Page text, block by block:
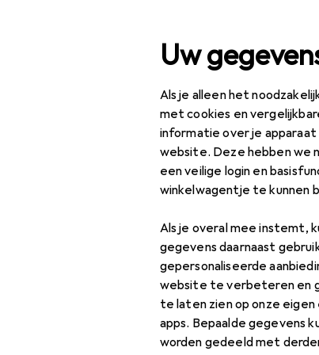
Uw
Als je alleen het
met cookies en
informatie over je apparaat
website. Deze hebben we
een veilige login en
winkelwagentje te kunnen
Als je overal mee instemt,
gegevens daarnaast
gepersonaliseerde
website te verbeteren en
te laten zien op onze
apps. Bepaalde gegevens
worden gedeeld met
Productassortiment